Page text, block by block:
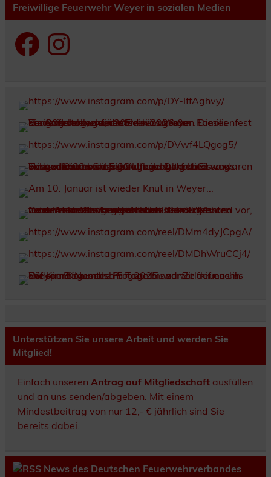
Freiwillige Feuerwehr Weyer in sozialen Medien
FacebookInstagram
Unterstützen Sie unsere Arbeit und werden Sie
Mitglied!
Einfach unseren Antrag auf Mitgliedschaftausfüllen
und an uns senden/abgeben. Mit einem
Mindestbeitrag von nur 12,- € jährlich sind Sie
bereits dabei.
News des Deutschen Feuerwehrverbandes